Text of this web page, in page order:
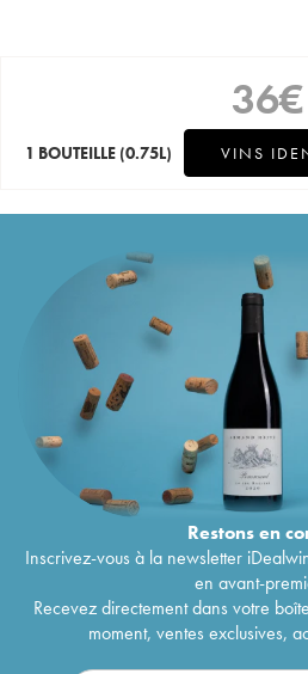
36€
1 BOUTEILLE (0.75L) VINS
Restons en
Inscrivez-vous à la newsletter
en avant-
Recevez directement dans votre
moment, ventes exclusives,